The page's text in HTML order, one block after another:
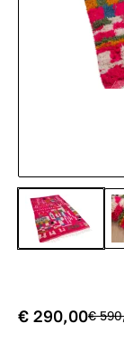
€ 290,00€